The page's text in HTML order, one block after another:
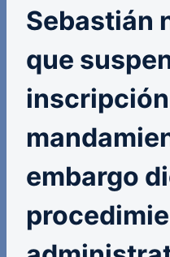
Sebastián
que
embargo